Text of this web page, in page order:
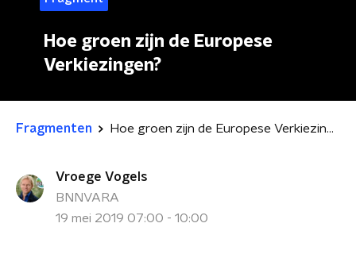
Hoe groen zijn de Europese
Verkiezingen?
Fragmenten Hoe groen zijn de Europese Verkiezingen?
Vroege Vogels
BNNVARA
19 mei 2019 07:00 - 10:00